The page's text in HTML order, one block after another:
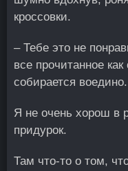
кроссовки.
– Тебе это не
все прочитанное
собирается воедино.
Я не очень хорош в
придурок.
Там что-то о том,